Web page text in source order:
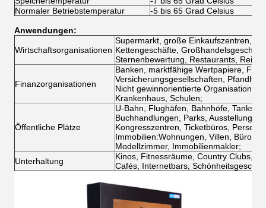
Normaler Betriebstemperatur
-5 bis 65 Grad Celsius
Anwendungen:
Wirtschaftsorganisationen
Supermarkt, große Einkaufszentren,
Kettengeschäfte,
Sternenbewertung, Restaurants,
Finanzorganisationen
Banken, marktfähige Wertpapiere,
Versicherungsgesellschaften,
Nicht gewinnorientierte
Krankenhaus, Schulen;
Öffentliche Plätze
U-Bahn, Flughäfen, Bahnhöfe,
Buchhandlungen, Parks,
Kongresszentren, Ticketbüros,
Immobilien:Wohnungen, Villen, Büros,
Modellzimmer, Immobilienmakler;
Unterhaltung
Kinos, Fitnessräume, Country Clubs,
Cafés, Internetbars,